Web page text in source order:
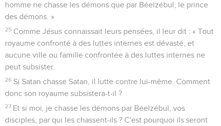
homme ne chasse les démons que par Béelzébul, le prince
des démons. »
25 Comme Jésus connaissait leurs pensées, il leur dit : « Tout
royaume confronté à des luttes internes est dévasté, et
aucune ville ou famille confrontée à des luttes internes ne
peut subsister.
26 Si Satan chasse Satan, il lutte contre lui-même. Comment
donc son royaume subsistera-t-il ?
27 Et si moi, je chasse les démons par Béelzébul, vos
disciples, par qui les chassent-ils ? C'est pourquoi ils seront